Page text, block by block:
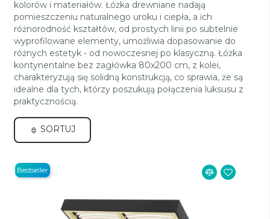
kolorów i materiałów. Łóżka drewniane nadają
pomieszczeniu naturalnego uroku i ciepła, a ich
różnorodność kształtów, od prostych linii po subtelnie
wyprofilowane elementy, umożliwia dopasowanie do
różnych estetyk - od nowoczesnej po klasyczną. Łóżka
kontynentalne bez zagłówka 80x200 cm, z kolei,
charakteryzują się solidną konstrukcją, co sprawia, że są
idealne dla tych, którzy poszukują połączenia luksusu z
praktycznością.
SORTUJ
Bestseller